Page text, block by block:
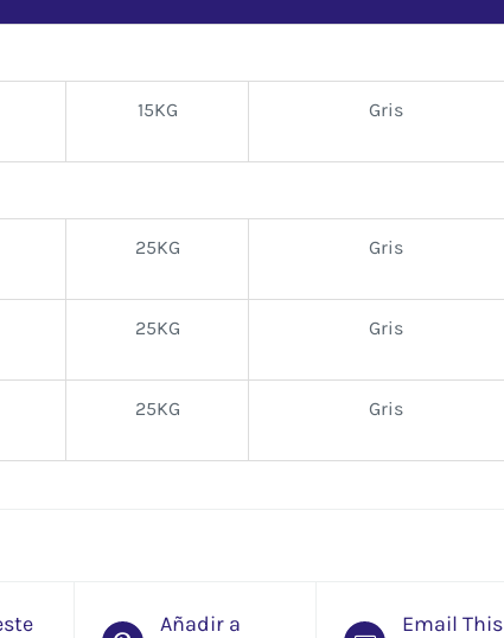
15KG Gris
25KG Gris
25KG Gris
25KG Gris
Añadir a
Email This